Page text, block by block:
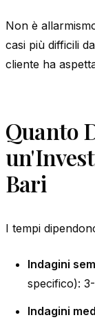
Non è
casi più difficili
cliente ha
Quanto
Bari
I tempi
Indagini
specifico):
Indagini